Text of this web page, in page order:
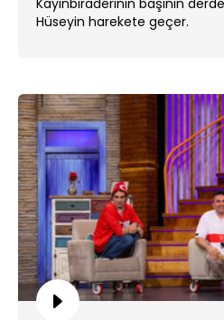
Hüseyin harekete geçer.